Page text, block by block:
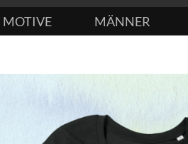
MOTIVE MÄNNER